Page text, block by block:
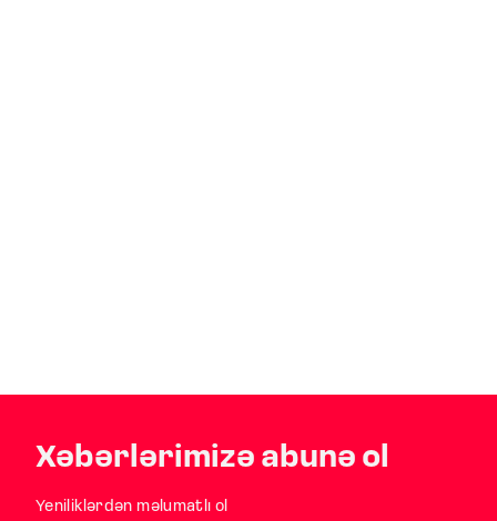
Xəbərlərimizə abunə ol
Yeniliklərdən məlumatlı ol